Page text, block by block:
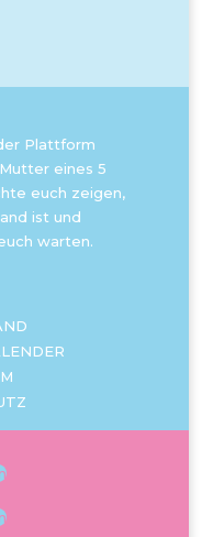
Plattform
eines 5
euch zeigen,
ist und
warten.